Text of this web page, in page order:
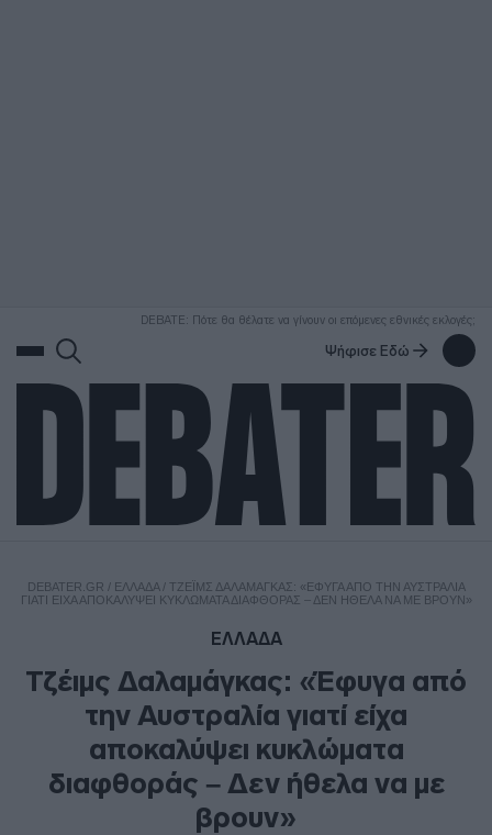
DEBATE: Πότε θα θέλατε να γίνουν οι επόμενες εθνικές εκλογές;
Ψήφισε Εδώ
DEBATER.GR / ΕΛΛΑΔΑ/ ΤΖΈΙΜΣ ΔΑΛΑΜΆΓΚΑΣ: «ΈΦΥΓΑ ΑΠΌ ΤΗΝ ΑΥΣΤΡΑΛΊΑ
ΓΙΑΤΊ ΕΊΧΑ ΑΠΟΚΑΛΎΨΕΙ ΚΥΚΛΏΜΑΤΑ ΔΙΑΦΘΟΡΆΣ – ΔΕΝ ΉΘΕΛΑ ΝΑ ΜΕ ΒΡΟΥΝ»
ΕΛΛΑΔΑ
Τζέιμς Δαλαμάγκας: «Έφυγα από
την Αυστραλία γιατί είχα
αποκαλύψει κυκλώματα
διαφθοράς – Δεν ήθελα να με
βρουν»